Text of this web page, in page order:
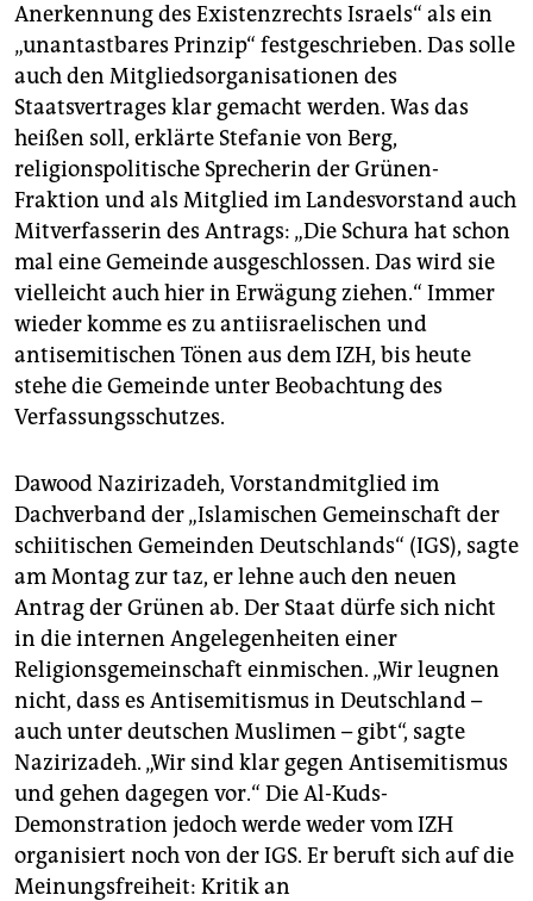
Anerkennung des Existenzrechts Israels“ als ein
„unantastbares Prinzip“ festgeschrieben. Das solle
auch den Mitglieds­organisationen des
Staatsvertrages klar gemacht werden. Was das
heißen soll, erklärte Stefanie von Berg,
religionspolitische Sprecherin der Grünen-
Fraktion und als Mitglied im Landesvorstand auch
Mitverfasserin des Antrags: „Die Schura hat schon
mal eine Gemeinde ausgeschlossen. Das wird sie
vielleicht auch hier in Erwägung ziehen.“ Immer
wieder komme es zu antiisraelischen und
antisemitischen Tönen aus dem IZH, bis heute
stehe die Gemeinde unter Beobachtung des
Verfassungsschutzes.
Dawood Nazirizadeh, Vorstandmitglied im
Dachverband der „Islamischen Gemeinschaft der
schiitischen Gemeinden Deutschlands“ (IGS), sagte
am Montag zur taz, er lehne auch den neuen
Antrag der Grünen ab. Der Staat dürfe sich nicht
in die internen Angelegenheiten einer
Religionsgemeinschaft einmischen. „Wir leugnen
nicht, dass es Antisemitismus in Deutschland –
auch unter deutschen Muslimen – gibt“, sagte
Nazirizadeh. „Wir sind klar gegen Antisemitismus
und gehen dagegen vor.“ Die Al-Kuds-
Demonstration jedoch werde weder vom IZH
organisiert noch von der IGS. Er beruft sich auf die
Meinungsfreiheit: Kritik an